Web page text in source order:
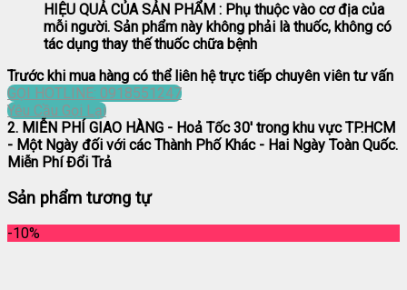
HIỆU QUẢ CỦA SẢN PHẨM : Phụ thuộc vào cơ địa của
mỗi người. Sản phẩm này không phải là thuốc, không có
tác dụng thay thế thuốc chữa bệnh
Trước khi mua hàng có thể liên hệ trực tiếp chuyên viên tư vấn
GỌI HOTLINE: 0918551247
Yêu Cầu Gọi Lại
2. MIỄN PHÍ GIAO HÀNG - Hoả Tốc 30' trong khu vực TP.HCM
- Một Ngày đối với các Thành Phố Khác - Hai Ngày Toàn Quốc.
Miễn Phí Đổi Trả
Sản phẩm tương tự
-10%